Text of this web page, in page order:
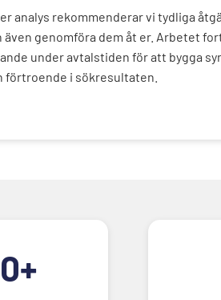
analys rekommenderar vi tydliga
även genomföra dem åt er. Arbetet
under avtalstiden för att bygga
förtroende i sökresultaten.